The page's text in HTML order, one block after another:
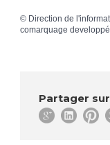
© Direction de
comarquage
Partager